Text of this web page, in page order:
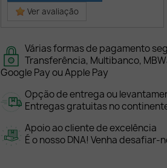
Ver avaliação
Várias formas de pagamento
Transferência, Multibanco,
Google Pay ou Apple Pay
Opção de entrega ou
Entregas gratuitas no
Apoio ao cliente de excelência
É o nosso DNA! Venha desafiar-